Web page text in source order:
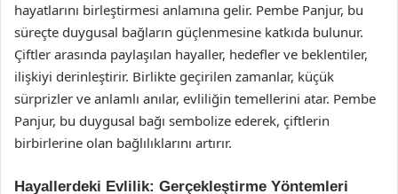
hayatlarını birleştirmesi anlamına gelir. Pembe Panjur, bu
süreçte duygusal bağların güçlenmesine katkıda bulunur.
Çiftler arasında paylaşılan hayaller, hedefler ve beklentiler,
ilişkiyi derinleştirir. Birlikte geçirilen zamanlar, küçük
sürprizler ve anlamlı anılar, evliliğin temellerini atar. Pembe
Panjur, bu duygusal bağı sembolize ederek, çiftlerin
birbirlerine olan bağlılıklarını artırır.
Hayallerdeki Evlilik: Gerçekleştirme Yöntemleri